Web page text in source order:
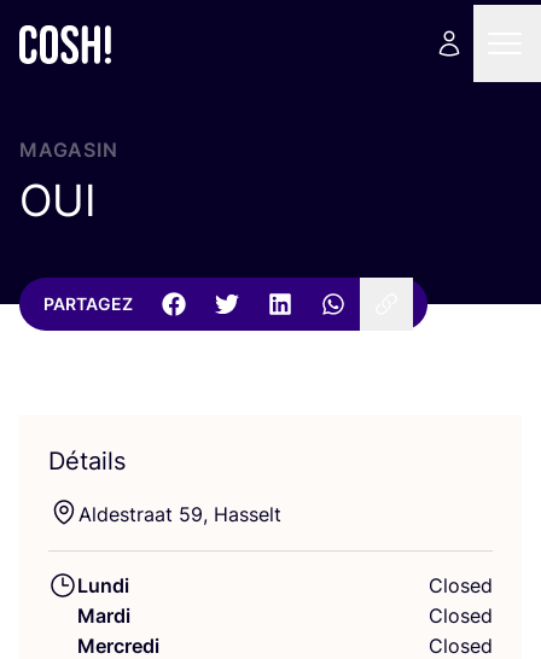
MAGASIN
OUI
PARTAGEZ
Détails
Aldes­traat 59, Hasselt
Lundi
Closed
Mardi
Closed
Mercredi
Closed